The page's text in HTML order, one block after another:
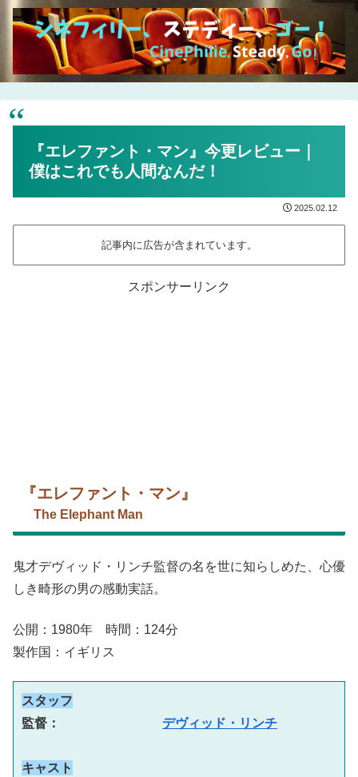
『エレファント・マン』今更レビュー｜
僕はこれでも人間なんだ！
2025.02.12
記事内に広告が含まれています。
スポンサーリンク
『エレファント・マン』
The Elephant Man
鬼才デヴィッド・リンチ監督の名を世に知らしめた、心優
しき畸形の男の感動実話。
公開：1980年 時間：124分
製作国：イギリス
スタッフ
監督： デヴィッド・リンチ
キャスト